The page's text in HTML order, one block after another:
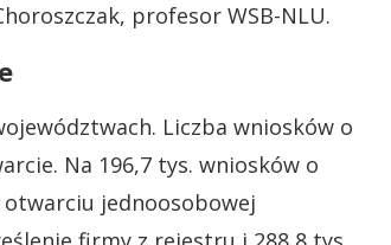
profesor WSB-NLU.
Liczba wniosków o
Na 196,7 tys. wniosków o
otwarciu jednoosobowej